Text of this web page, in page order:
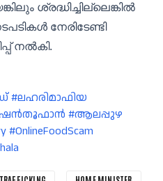
ശ്രദ്ധിച്ചില്ലെങ്കിൽ
നേരിടേണ്ടി
നൽകി.
#ആലപ്പുഴ